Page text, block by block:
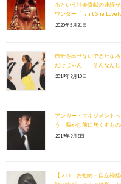
るという社会貢献の連
ワンダー「Isn't She Lovely
2020年5月31日
自分を出せないできたな
だけじゃん そんなんじ
2019年9月10日
アンガー・マネジメント
う 悔やむ前に無くすも
2019年9月8日
【メローお勧め・自立神